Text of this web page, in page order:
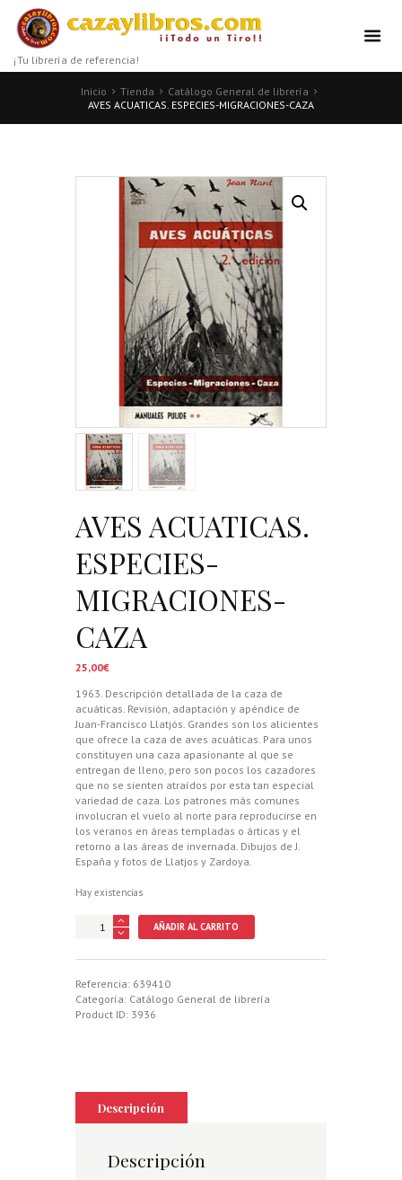
¡Tu librería de referencia!
Inicio Tienda
Catálogo General de librería
AVES ACUATICAS. ESPECIES-MIGRACIONES-CAZA
AVES ACUATICAS.
ESPECIES-
MIGRACIONES-
CAZA
25,00€
1963. Descripción detallada de la caza de
acuáticas. Revisión, adaptación y apéndice de
Juan-Francisco Llatjós. Grandes son los alicientes
que ofrece la caza de aves acuáticas. Para unos
constituyen una caza apasionante al que se
entregan de lleno, pero son pocos los cazadores
que no se sienten atraídos por esta tan especial
variedad de caza. Los patrones más comunes
involucran el vuelo al norte para reproducirse en
los veranos en áreas templadas o árticas y el
retorno a las áreas de invernada. Dibujos de J.
España y fotos de Llatjos y Zardoya.
Hay existencias
ACUATICAS.
CAZA
cantidad
AÑADIR AL CARRITO
Referencia: 639410
Categoría: Catálogo General de librería
Product ID: 3936
Descripción
Descripción